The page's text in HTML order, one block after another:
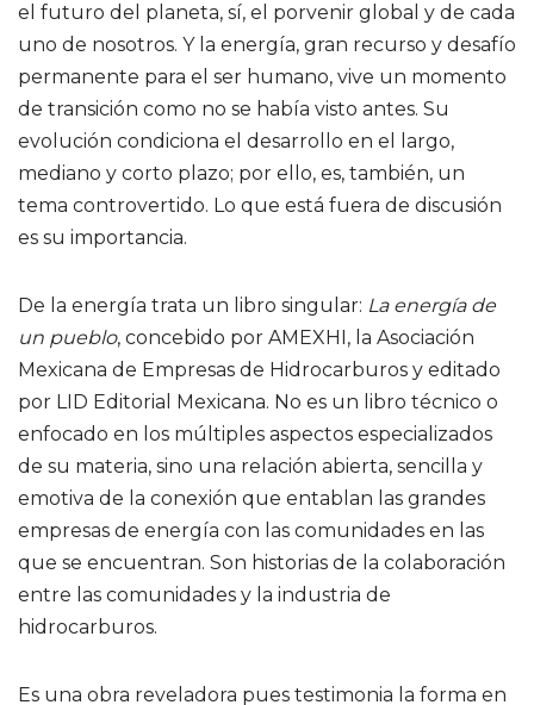
el futuro del planeta, sí, el porvenir global y de cada
uno de nosotros. Y la energía, gran recurso y desafío
permanente para el ser humano, vive un momento
de transición como no se había visto antes. Su
evolución condiciona el desarrollo en el largo,
mediano y corto plazo; por ello, es, también, un
tema controvertido. Lo que está fuera de discusión
es su importancia.
De la energía trata un libro singular: La energía de
un pueblo, concebido por AMEXHI, la Asociación
Mexicana de Empresas de Hidrocarburos y editado
por LID Editorial Mexicana. No es un libro técnico o
enfocado en los múltiples aspectos especializados
de su materia, sino una relación abierta, sencilla y
emotiva de la conexión que entablan las grandes
empresas de energía con las comunidades en las
que se encuentran. Son historias de la colaboración
entre las comunidades y la industria de
hidrocarburos.
Es una obra reveladora pues testimonia la forma en